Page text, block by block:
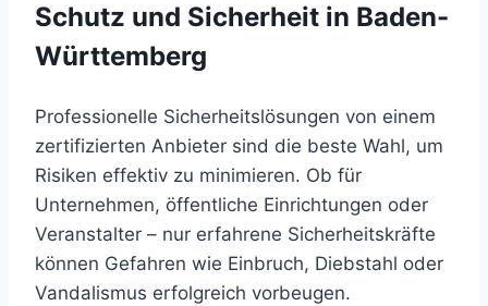
Schutz und Sicherheit in Baden-
Württemberg
Professionelle Sicherheitslösungen von einem
zertifizierten Anbieter sind die beste Wahl, um
Risiken effektiv zu minimieren. Ob für
Unternehmen, öffentliche Einrichtungen oder
Veranstalter – nur erfahrene Sicherheitskräfte
können Gefahren wie Einbruch, Diebstahl oder
Vandalismus erfolgreich vorbeugen.